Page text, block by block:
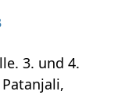
3. und 4.